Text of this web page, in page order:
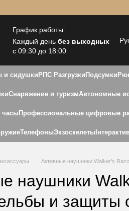
График работы:
Каждый деньбез выходных
с 09:30 до 18:00
и сидушки РПС Разгрузки Подсумки
Снаряжение и туризмАвтономные
часы Профессиональные цифровые
ТелефоныЭкзоскелеты
Активные наушники Walker’s
наушники
и защиты